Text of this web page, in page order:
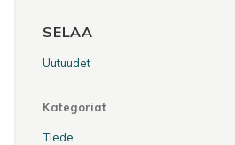
SELAA
Uutuudet
Kategoriat
Tiede